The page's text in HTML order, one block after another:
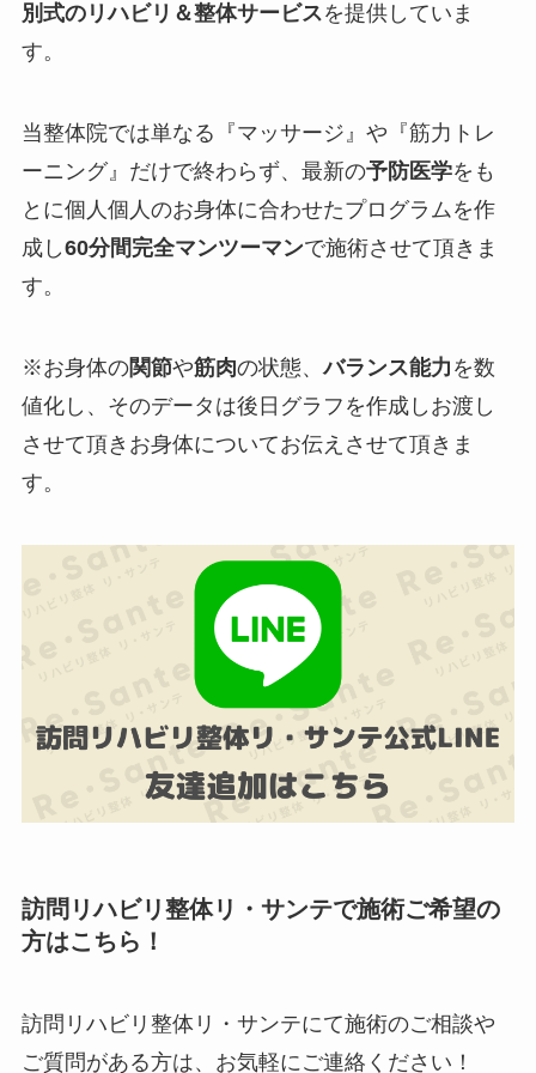
別式のリハビリ＆整体サービスを提供していま
す。
当整体院では単なる『マッサージ』や『筋力トレ
ーニング』だけで終わらず、最新の予防医学をも
とに個人個人のお身体に合わせたプログラムを作
成し60分間完全マンツーマンで施術させて頂きま
す。
※お身体の関節や筋肉の状態、バランス能力 を数
値化し、そのデータは後日グラフを作成しお渡し
させて頂きお身体についてお伝えさせて頂きま
す。
訪問リハビリ整体リ・サンテで施術ご希望の
方はこちら！
訪問リハビリ整体リ・サンテにて施術のご相談や
ご質問がある方は、お気軽にご連絡ください！